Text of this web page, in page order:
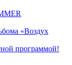
«Воздух
программой!